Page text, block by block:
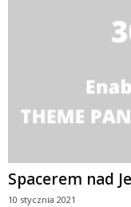
Spacerem nad
10 stycznia 2021